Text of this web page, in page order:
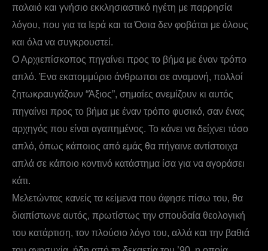
παλαιό και γνήσιο εκκλησιαστικό ηγέτη με παρρησία
λόγου, που για τα Ιερά και τα Όσια δεν φοβάται με όλους
και όλα να συγκρουστεί.
Ο Αρχιεπίσκοπος πηγαίνει προς το βήμα με έναν τρόπο
απλό. Ένα εκατομμύριο άνθρωποι σε αναμονή, πολλοί
ζητωκραυγάζουν “Άξιος”, σημαίες ανεμίζουν κι αυτός
πηγαίνει προς το βήμα με έναν τρόπο φυσικό, σαν ένας
αρχηγός που είναι αγαπημένος. Το κάνει να δείχνει τόσο
απλό, όπως κάποιος από εμάς θα πήγαινε αντίστοιχα
απλά σε κάποιο κοντινό κατάστημα ίσα για να αγοράσει
κάτι.
Μελετώντας κανείς τα κείμενα που άφησε πίσω του, θα
διαπίστωνε αυτός, πρωτίστως την σπουδαία θεολογική
του κατάρτιση, τον πλούσιο λόγο του, αλλά και την βαθιά